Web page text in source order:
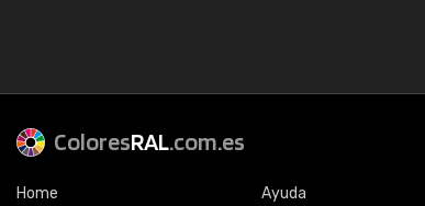
ColoresRAL.com.es
Home Ayuda